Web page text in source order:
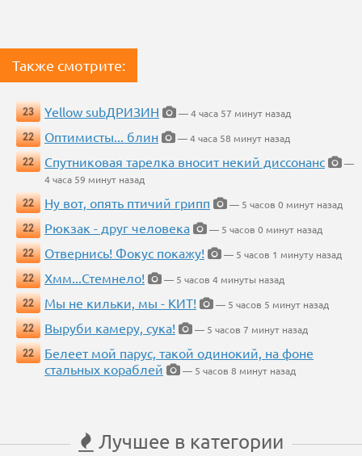
Также смотрите:
23 Yellow subДРИЗИН
— 4 часа 57 минут назад
22
Оптимисты... блин
— 4 часа 58 минут назад
22
Спутниковая тарелка вносит некий диссонанс
—
4 часа 59 минут назад
22
Ну вот, опять птичий грипп
— 5 часов 0 минут назад
22
Рюкзак - друг человека
— 5 часов 0 минут назад
22
Отвернись! Фокус покажу!
— 5 часов 1 минуту назад
22
Хмм...Стемнело!
— 5 часов 4 минуты назад
22
Мы не кильки, мы - КИТ!
— 5 часов 5 минут назад
22
Выруби камеру, сука!
— 5 часов 7 минут назад
22
Белеет мой парус, такой одинокий, на фоне
стальных кораблей
— 5 часов 8 минут назад
Лучшее в категории